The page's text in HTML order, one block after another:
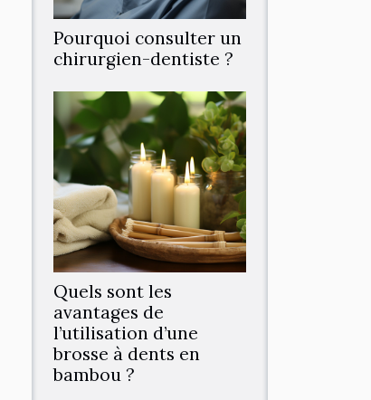
Pourquoi consulter un
chirurgien-dentiste ?
Quels sont les
avantages de
l’utilisation d’une
brosse à dents en
bambou ?